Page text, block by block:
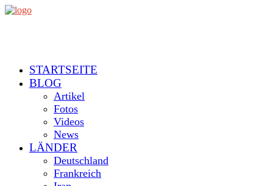
STARTSEITE
BLOG
Artikel
Fotos
Videos
News
LÄNDER
Deutschland
Frankreich